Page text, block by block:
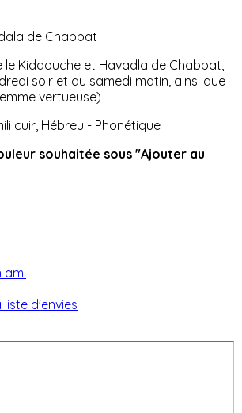
de Chabbat
Kiddouche et Havadla de Chabbat,
soir et du samedi matin, ainsi que
vertueuse)
cuir, Hébreu - Phonétique
souhaitée sous "Ajouter au
ami
d'envies